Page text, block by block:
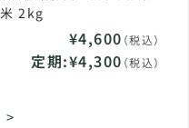
2kg
¥4,600 （税込）
定期:¥4,300 （税込）
>